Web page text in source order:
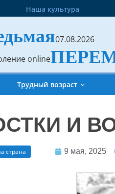
Наша культура
07.08.2026
online
Трудный возраст
И
страна 9 мая, 2025